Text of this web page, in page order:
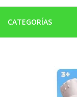
CATEGORÍAS